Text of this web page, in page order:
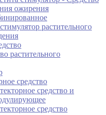
ожирения
растительного
растительного
средство
средство и
средство